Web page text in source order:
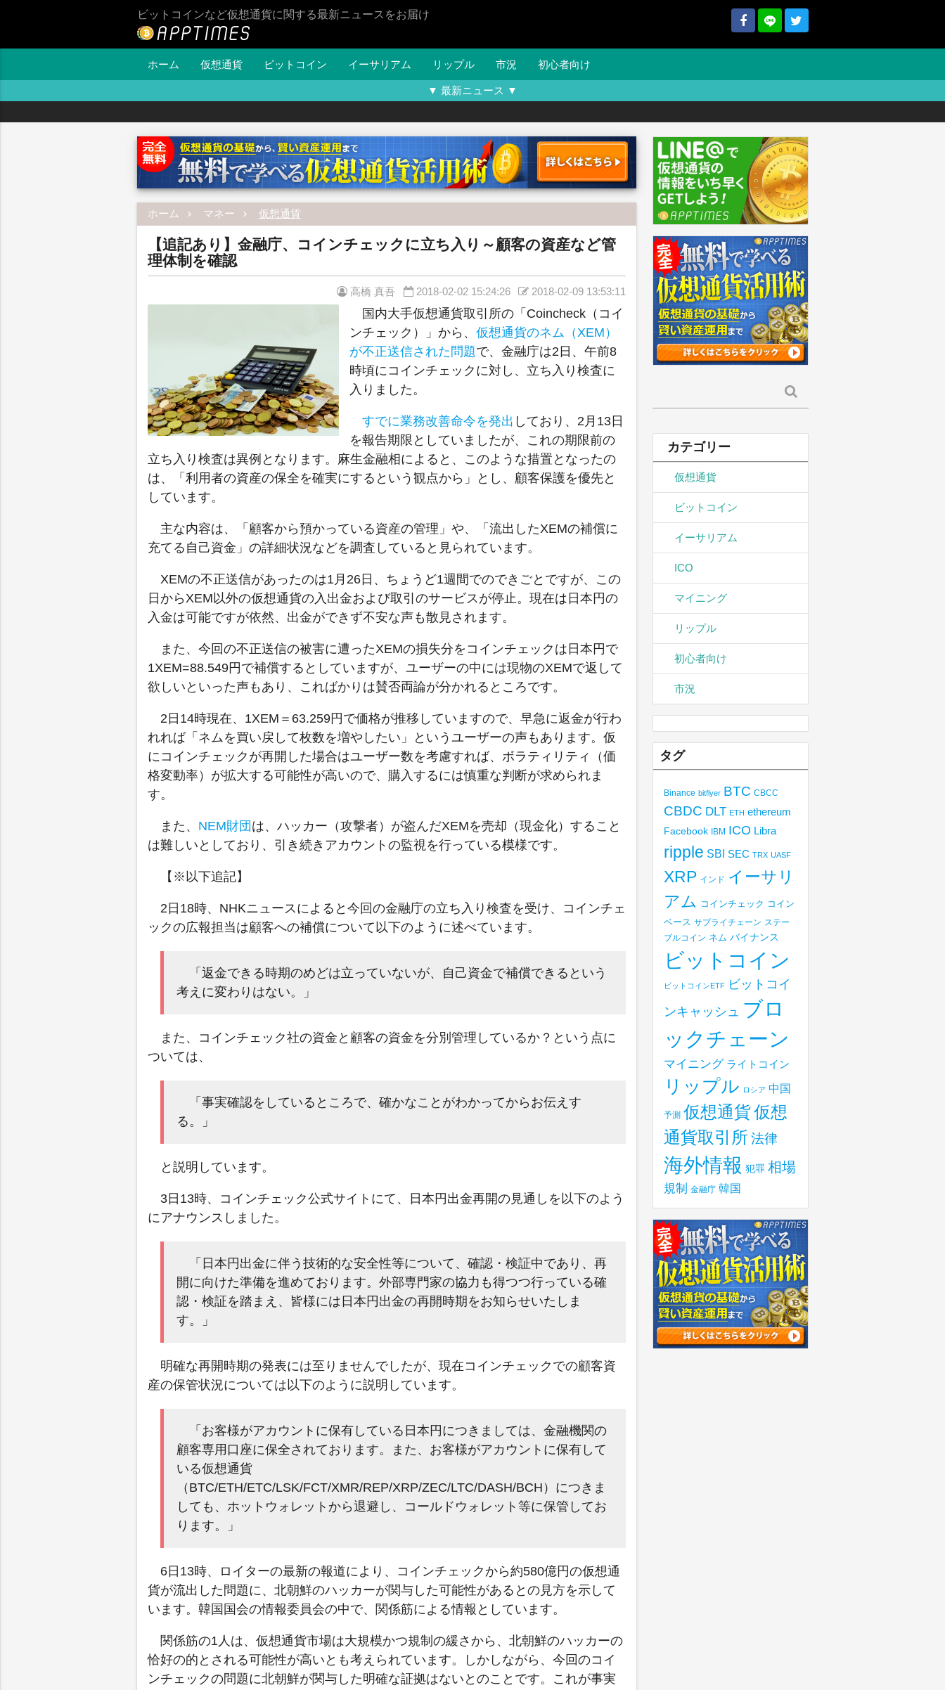
ビットコインなど仮想通貨に関する最新ニュースをお届け
ホーム 仮想通貨 ビットコイン イーサリアム リップル 市況 初心者向け
▼ 最新ニュース ▼
ホーム マネー 仮想通貨
【追記あり】金融庁、コインチェックに立ち入り～顧客の資産など管
理体制を確認
高橋 真吾 2018-02-02 15:24:26 2018-02-09 13:53:11
国内大手仮想通貨取引所の「Coincheck（コイ
ンチェック）」から、 仮想通貨のネム（XEM）
が不正送信された問題で、金融庁は2日、午前8
時頃にコインチェックに対し、立ち入り検査に
入りました。
すでに業務改善命令を発出 しており、2月13日
を報告期限としていましたが、これの期限前の
立ち入り検査は異例となります。麻生金融相によると、このような措置となったの
は、「利用者の資産の保全を確実にするという観点から」とし、顧客保護を優先と
しています。
主な内容は、「顧客から預かっている資産の管理」や、「流出したXEMの補償に
充てる自己資金」の詳細状況などを調査していると見られています。
XEMの不正送信があったのは1月26日、ちょうど1週間でのできごとですが、この
日からXEM以外の仮想通貨の入出金および取引のサービスが停止。現在は日本円の
入金は可能ですが依然、出金ができず不安な声も散見されます。
また、今回の不正送信の被害に遭ったXEMの損失分をコインチェックは日本円で
1XEM=88.549円で補償するとしていますが、ユーザーの中には現物のXEMで返して
欲しいといった声もあり、こればかりは賛否両論が分かれるところです。
2日14時現在、1XEM＝63.259円で価格が推移していますので、早急に返金が行わ
れれば「ネムを買い戻して枚数を増やしたい」というユーザーの声もあります。仮
にコインチェックが再開した場合はユーザー数を考慮すれば、ボラティリティ（価
格変動率）が拡大する可能性が高いので、購入するには慎重な判断が求められま
す。
また、 NEM財団 は、ハッカー（攻撃者）が盗んだXEMを売却（現金化）すること
は難しいとしており、引き続きアカウントの監視を行っている模様です。
【※以下追記】
2日18時、NHKニュースによると今回の金融庁の立ち入り検査を受け、コインチェ
ックの広報担当は顧客への補償について以下のように述べています。
「返金できる時期のめどは立っていないが、自己資金で補償できるという
考えに変わりはない。」
また、コインチェック社の資金と顧客の資金を分別管理しているか？という点に
ついては、
「事実確認をしているところで、確かなことがわかってからお伝えす
る。」
と説明しています。
3日13時、コインチェック公式サイトにて、日本円出金再開の見通しを以下のよう
にアナウンスしました。
「日本円出金に伴う技術的な安全性等について、確認・検証中であり、再
開に向けた準備を進めております。外部専門家の協力も得つつ行っている確
認・検証を踏まえ、皆様には日本円出金の再開時期をお知らせいたしま
す。」
明確な再開時期の発表には至りませんでしたが、現在コインチェックでの顧客資
産の保管状況については以下のように説明しています。
「お客様がアカウントに保有している日本円につきましては、金融機関の
顧客専用口座に保全されております。また、お客様がアカウントに保有して
いる仮想通貨
（BTC/ETH/ETC/LSK/FCT/XMR/REP/XRP/ZEC/LTC/DASH/BCH）につきま
しても、ホットウォレットから退避し、コールドウォレット等に保管してお
ります。」
6日13時、ロイターの最新の報道により、コインチェックから約580億円の仮想通
貨が流出した問題に、北朝鮮のハッカーが関与した可能性があるとの見方を示して
います。韓国国会の情報委員会の中で、関係筋による情報としています。
関係筋の1人は、仮想通貨市場は大規模かつ規制の緩さから、北朝鮮のハッカーの
恰好の的とされる可能性が高いとも考えられています。しかしながら、今回のコイ
ンチェックの問題に北朝鮮が関与した明確な証拠はないとのことです。これが事実
索:
カテゴリー
仮想通貨
ビットコイン
イーサリアム
ICO
マイニング
リップル
初心者向け
市況
タグ
Binance bitflyer BTC CBCC
CBDC DLT ETH ethereum
Facebook IBM ICO Libra
ripple SBI SEC TRX UASF
XRP インド イーサリ
アム コインチェック コイン
ベース サプライチェーン ステー
ブルコイン ネム バイナンス
ビットコイン
ビットコインETF
ビットコイ
ンキャッシュ ブロ
ックチェーン
マイニング ライトコイン
リップル ロシア 中国
予測 仮想通貨仮想
通貨取引所 法律
海外情報 犯罪 相場
規制 金融庁 韓国